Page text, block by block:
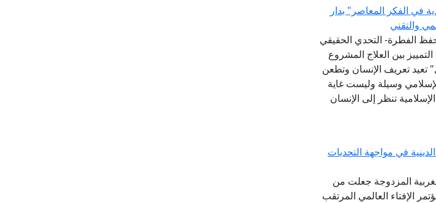
في الفكر المعاصر" بدار
والتقني
الفطرة- التحدي الحقيقي
بين العلاج المشروع
تعيد تعريف الإنسان وتطعن
وسيلة وليست غاية
تنظر إلى الإنسان
في مواجهة التحديات
المزدوجة جعلت من
الإفتاء العالمي المرتقب